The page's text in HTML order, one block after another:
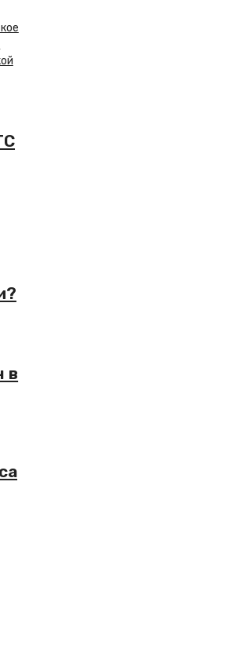
в